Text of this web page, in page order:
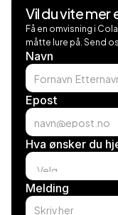
Vil du vite mer
Få en omvisning i
måtte lure på. Send
Navn
Epost
Hva ønsker du
Melding